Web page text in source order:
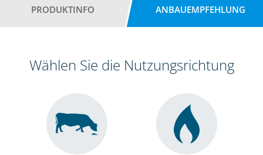
PRODUKTINFO ANBAUEMPFEHLUNG
Wählen Sie die Nutzungsrichtung